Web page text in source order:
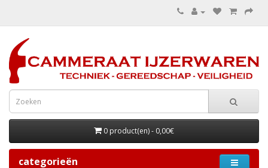
0 product(en) - 0,00€
categorieën